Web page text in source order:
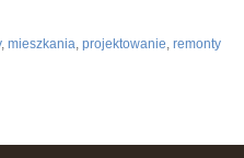
, mieszkania, projektowanie, remonty